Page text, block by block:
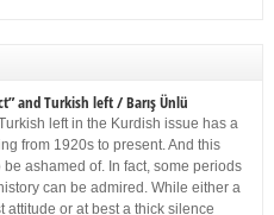
and Turkish left / Barış Ünlü
left in the Kurdish issue has a
from 1920s to present. And this
be ashamed of. In fact, some periods
can be admired. While either a
attitude or at best a thick silence